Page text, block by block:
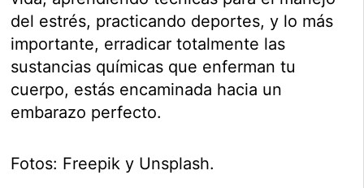
del estrés, practicando deportes, y lo más
importante, erradicar totalmente las
sustancias químicas que enferman tu
cuerpo, estás encaminada hacia un
embarazo perfecto.
Fotos: Freepik y Unsplash.